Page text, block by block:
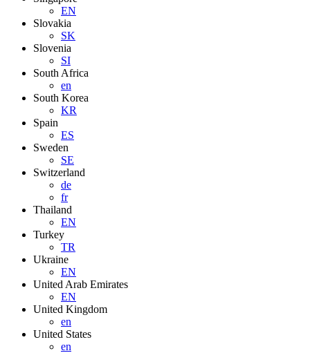
EN
Slovakia
SK
Slovenia
SI
South Africa
en
South Korea
KR
Spain
ES
Sweden
SE
Switzerland
de
fr
Thailand
EN
Turkey
TR
Ukraine
EN
United Arab Emirates
EN
United Kingdom
en
United States
en